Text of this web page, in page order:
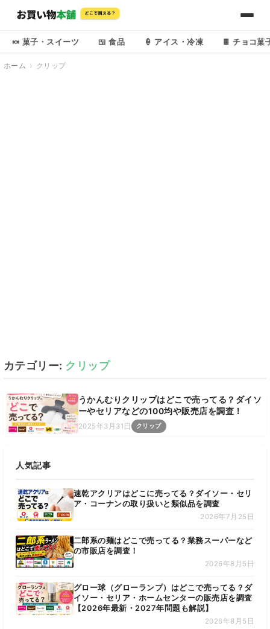
🍬 菓子・スイーツ 🍱 食品 🍦 アイス・冷凍 🍫 チョコ菓
ホーム クリップ
カテゴリー: クリップ
うかんむりクリップはどこで売ってる？ダイソ
ーやセリアなどの100均や販売店を調査！
2025年3月31日 クリップ
人気記事
速乾アクリアはどこに売ってる？ダイソー・セリ
ア・コーナンの取り扱いと類似品を調査
2026年7月25日
二郎系の麺はどこで売ってる？業務スーパーなど
の市販店を調査！
2026年8月5日
グロー球（グローランプ）はどこで売ってる？ダ
イソー・セリア・ホームセンターの販売店を調査
【2026年最新・2027年問題も解説】
2026年8月5日